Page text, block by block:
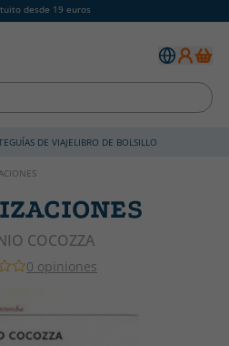
desde 19 euros
GUÍAS DE VIAJELIBRO DE BOLSILLO
COCOZZA
0 opiniones